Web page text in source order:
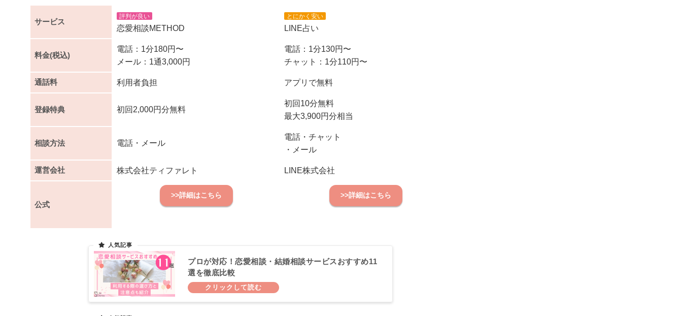
サービス
評判が良い
恋愛相談METHOD
とにかく安い
LINE占い
料金(税込)
電話：1分180円〜
メール：1通3,000円
電話：1分130円〜
チャット：1分110円〜
通話料 利用者負担 アプリで無料
登録特典 初回2,000円分無料
初回10分無料
最大3,900円分相当
相談方法 電話・メール
電話・チャット
・メール
運営会社 株式会社ティファレト LINE株式会社
公式
>>詳細はこちら >>詳細はこちら
プロが対応！恋愛相談・結婚相談サービスおすすめ11
選を徹底比較